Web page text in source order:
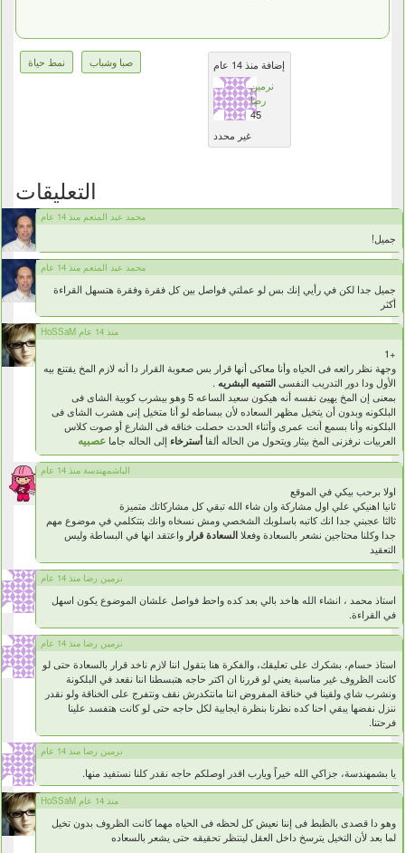
صبا وشباب نمط حياة
إضافة منذ 14 عام
نرمين
رضا
45
غير محدد
التعليقات
محمد عبد المنعم منذ 14 عام
جميل!
محمد عبد المنعم منذ 14 عام
جميل جدا لكن في رأيي إنك بس لو عملتي فواصل بين كل فقرة وفقرة هتسهل القراءة
أكثر
HoSSaM منذ 14 عام
+1
وجهة نظر رائعه فى الحياه وأنا معاكى أنها قرار بس صعوبة القرار دا أنه لازم المخ يقتنع بيه
الأول ودا دور التدريب النفسىالتنميه البشريه.
بمعنى إن المخ يهيئ نفسه أنه هيكون سعيد الساعه 5 وهو بيشرب كوبية الشاى فى
البلكونه وبدون أن يتخيل مظهر السعاده لأن ببساطه لو أنا متخيل إنى هشرب الشاى فى
البلكونه وأنا بسمع أنت عمرى وأثناء الحدث حصلت خناقه فى الشارع أو صوت كلاس
العربيات نرفزنى المخ بيثار ويتحول من الحاله ألفا أسترخاء إلى الحاله جاما عصبيه
الباشمهندسة منذ 14 عام
اولا برحب بيكي في الموقع
ثانيا اهنيكي علي اول مشاركة وان شاء الله تبقي كل مشاركاتك متميزة
ثالثا عجبني جدا انك كاتبه باسلوبك الشخصي ومش نسخاه وانك بتتكلمي في موضوع مهم
جدا وكلنا محتاجين نشعر بالسعادة وفعلاالسعادة قرار واعتقد انها في البساطة وليس
التعقيد
نرمين رضا منذ 14 عام
استاذ محمد ، انشاء الله هاخد بالي بعد كده واحط فواصل علشان الموضوع يكون اسهل
في القراءة.
نرمين رضا منذ 14 عام
استاذ حسام، بشكرك على تعليقك، والفكرة هنا بتقول اننا لازم ناخد قرار بالسعادة حتى لو
كانت الظروف غير مناسبة يعني لو قررنا ان اكتر حاجه هتبسطنا اننا نقعد في البلكونة
ونشرب شاي ولقينا في خناقة المفروض اننا مانتكدرش نقف ونتفرج على الخناقة ولو نقدر
ننزل نفضها يبقي احنا كده نظرنا بنظرة ايجابية لكل حاجه حتى لو كانت هتفسد علينا
فرحتنا.
نرمين رضا منذ 14 عام
يا بشمهندسة، جزاكي الله خيراً ويارب اقدر اوصلكم حاجه نقدر كلنا نستفيد منها.
HoSSaM منذ 14 عام
وهو دا قصدى بالظبط فى إننا نعيش كل لحظه فى الحياه مهما كانت الظروف بدون تخيل
لما بعد لأن التخيل يترسخ داخل العقل لينتظر تحقيقه حتى يشعر بالسعاده